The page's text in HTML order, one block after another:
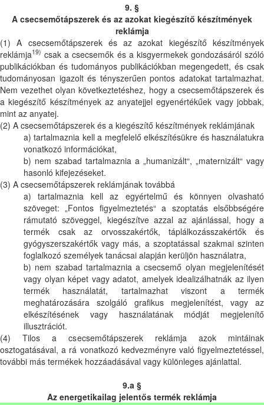
9. §
A csecsemőtápszerek és az azokat kiegészítő készítmények
reklámja
(1) A csecsemőtápszerek és az azokat kiegészítő készítmények
reklámja19) csak a csecsemők és a kisgyermekek gondozásáról szóló
publikációkban és tudományos publikációkban megengedett, és csak
tudományosan igazolt és tényszerűen pontos adatokat tartalmazhat.
Nem vezethet olyan következtetéshez, hogy a csecsemőtápszerek és
a kiegészítő készítmények az anyatejjel egyenértékűek vagy jobbak,
mint az anyatej.
(2) A csecsemőtápszerek és a kiegészítő készítmények reklámjának
a) tartalmaznia kell a megfelelő elkészítésükre és használatukra
vonatkozó információkat,
b) nem szabad tartalmaznia a „humanizált“, „maternizált“ vagy
hasonló kifejezéseket.
(3) A csecsemőtápszerek reklámjának továbbá
a) tartalmaznia kell az egyértelmű és könnyen olvasható
szöveget: „Fontos figyelmeztetés“ a szoptatás elsőbbségére
rámutató szöveggel, kiegészítve azzal az ajánlással, hogy a
termék csak az orvosszakértők, táplálkozásszakértők és
gyógyszerszakértők vagy más, a szoptatással szakmai szinten
foglalkozó személyek tanácsai alapján kerüljön használatra,
b) nem szabad tartalmaznia a csecsemő olyan megjelenítését
vagy olyan képet vagy adatot, amelyek idealizálhatnák az ilyen
termék használatát, tartalmazhat viszont a termék
meghatározására szolgáló grafikus megjelenítést, vagy az
elkészítésének vagy használatának módját megjelenítő
illusztrációt.
(4) Tilos a csecsemőtápszerek reklámja azok mintáinak
osztogatásával, a rá vonatkozó kedvezményre való figyelmeztetéssel,
további más termékek hozzáadásával vagy különleges ajánlattal.
9.a §
Az energetikailag jelentős termék reklámja